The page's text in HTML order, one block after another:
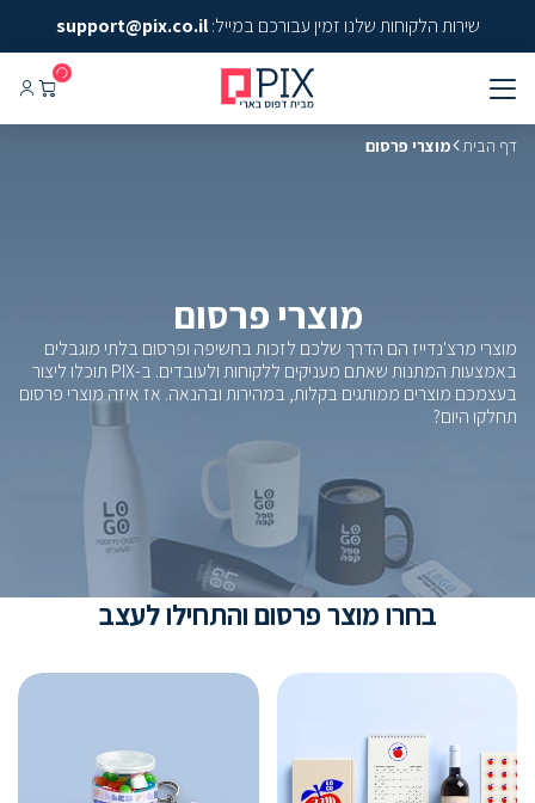
שירות הלקוחות שלנו זמין עבורכם במייל:support@pix.co.il
דף הבית מוצרי פרסום
מוצרי פרסום
מוצרי מרצ'נדייז הם הדרך שלכם לזכות בחשיפה ופרסום בלתי מוגבלים
באמצעות המתנות שאתם מעניקים ללקוחות ולעובדים. ב-PIX תוכלו ליצור
בעצמכם מוצרים ממותגים בקלות, במהירות ובהנאה. אז איזה מוצרי פרסום
תחלקו היום?
בחרו מוצר פרסום והתחילו לעצב